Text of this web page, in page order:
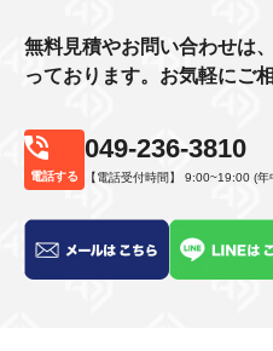
無料見積やお問い合わせは
っております。お気軽にご
電話する
049-236-3810
【電話受付時間】 9:00~19:00 (年